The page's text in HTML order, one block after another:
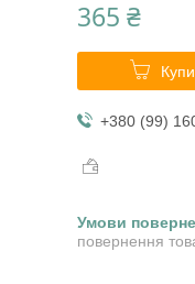
365 ₴
+380 (99)
повернення